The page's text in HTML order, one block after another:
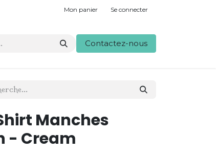
Mon panier Se connecter
Contactez-nous
Manches
- Cream